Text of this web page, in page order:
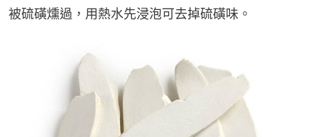
被硫磺燻過，用熱水先浸泡可去掉硫磺味。